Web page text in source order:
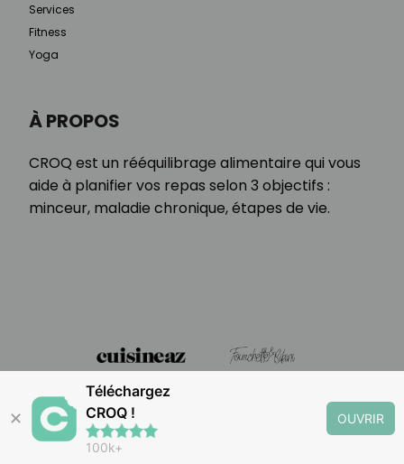
À PROPOS
CROQ est un rééquilibrage alimentaire qui vous
aide à planifier vos repas selon 3 objectifs :
minceur, maladie chronique, étapes de vie.
Services
Fitness
Yoga
✕
Téléchargez
CROQ !
100k+
OUVRIR